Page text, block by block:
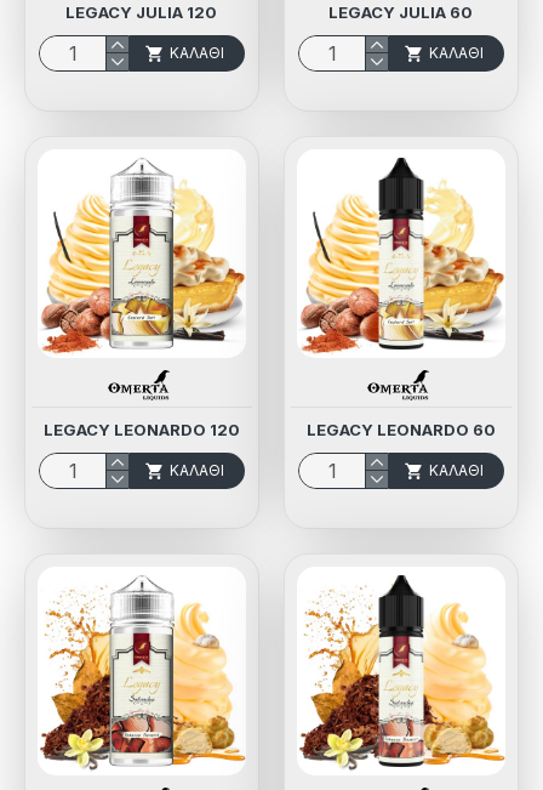
LEGACY JULIA 120
ΚΑΛΆΘΙ
LEGACY JULIA 60
ΚΑΛΆΘΙ
LEGACY LEONARDO 120
ΚΑΛΆΘΙ
LEGACY LEONARDO 60
ΚΑΛΆΘΙ